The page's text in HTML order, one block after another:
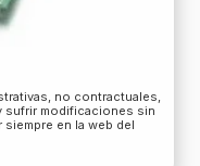
no contractuales,
sufrir modificaciones sin
en la web del